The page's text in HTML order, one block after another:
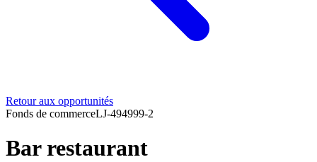
Retour aux opportunités
Fonds de commerceLJ-494999-2
Bar restaurant